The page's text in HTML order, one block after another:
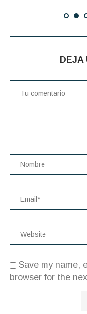
DEJA
Save my name,
browser for the